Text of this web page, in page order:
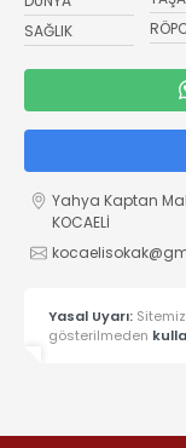
SAĞLIK
Yahya Kaptan
KOCAELİ
Yasal Uyarı:
gösterilmeden